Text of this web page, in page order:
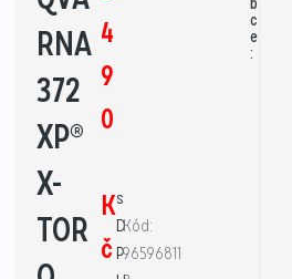
RNA
372
XP®
X-
TOR
4
9
0
K
č
s
D
P
Kód:
96596811
c
e
: